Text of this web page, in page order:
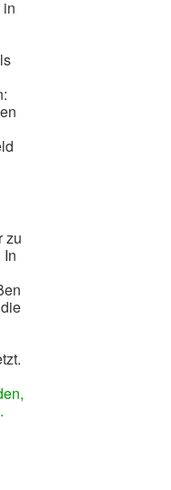
zu